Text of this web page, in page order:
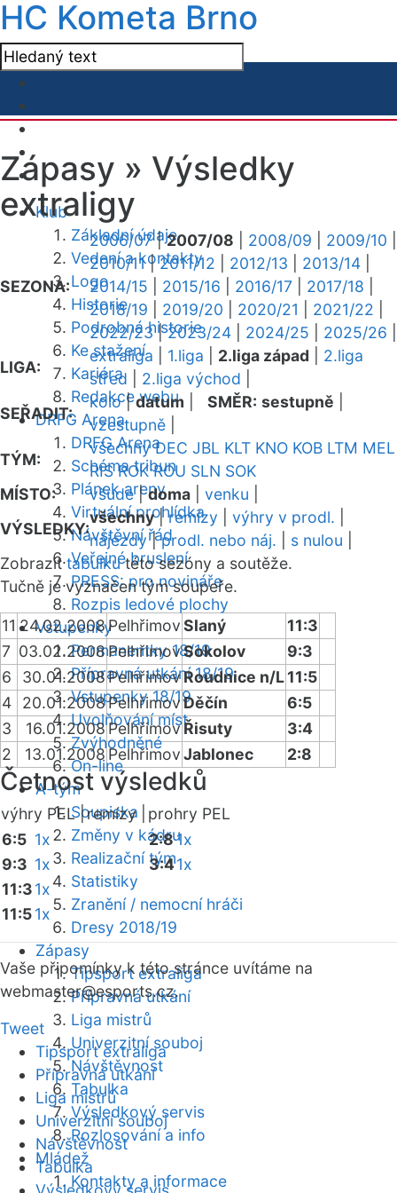
HC Kometa Brno
Klub
Základní údaje
Vedení a kontakty
Logo
Historie
Podrobná historie
Ke stažení
Kariéra
Redakce webu
DRFG Arena
DRFG Arena
Schéma tribun
Plánek areny
Virtuální prohlídka
Návštěvní řád
Veřejné bruslení
PRESS: pro novináře
Rozpis ledové plochy
Vstupenky
Permanentky 18/19
Přípravná utkání 18/19
Vstupenky 18/19
Uvolňování míst
Zvýhodněné
On-line
A-tým
Soupiska
Změny v kádru
Realizační tým
Statistiky
Zranění / nemocní hráči
Dresy 2018/19
Zápasy
Tipsport extraliga
Přípravná utkání
Liga mistrů
Univerzitní souboj
Návštěvnost
Tabulka
Výsledkový servis
Rozlosování a info
Mládež
Kontakty a informace
Zápasy » Výsledky
extraligy
SEZONA:
2006/07|2007/08 2008/09 2009/10
2010/11|2011/12 2012/13 2013/14
2014/15
2015/16 2016/17 2017/18
2018/19
2019/20 2020/21 2021/22
2022/23|2023/24 2024/25 2025/26
LIGA:
extraliga 1.liga 2.liga západ
2.liga
střed
2.liga východ
SEŘADIT:
kolo|datum SMĚR: sestupně
vzestupně
TÝM:
všechny DEC JBL KLT KNO KOB LTM MEL
RIS ROK ROU SLN SOK
MÍSTO:
všude|doma venku
VÝSLEDKY:
všechny|remízy výhry v prodl.
nájezdy|prodl. nebo náj. s nulou
Zobrazittabulkutéto sezóny a soutěže.
Tučně je vyznačen tým soupeře.
11 24.02.2008PelhřimovSlaný
11:3
7 03.02.2008PelhřimovSokolov
9:3
6
30.01.2008PelhřimovRoudnice n/L11:5
4
20.01.2008PelhřimovDěčín
6:5
3
16.01.2008 PelhřimovŘisuty
3:4
2
13.01.2008PelhřimovJablonec 2:8
Četnost výsledků
výhry PEL |remízy |
prohry PEL
6:5 1x
9:3 1x
11:31x
11:51x
2:81x
3:41x
Vaše připomínky k této stránce uvítáme na
webmaster@esports.cz.
Tweet
Tipsport extraliga
Přípravná utkání
Liga mistrů
Univerzitní souboj
Návštěvnost
Tabulka